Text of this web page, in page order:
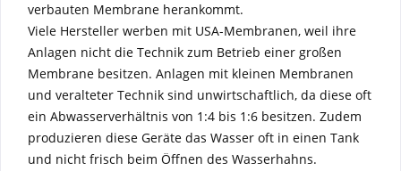
verbauten Membrane herankommt.
Viele Hersteller werben mit USA-Membranen, weil ihre
Anlagen nicht die Technik zum Betrieb einer großen
Membrane besitzen. Anlagen mit kleinen Membranen
und veralteter Technik sind unwirtschaftlich, da diese oft
ein Abwasserverhältnis von 1:4 bis 1:6 besitzen. Zudem
produzieren diese Geräte das Wasser oft in einen Tank
und nicht frisch beim Öffnen des Wasserhahns.